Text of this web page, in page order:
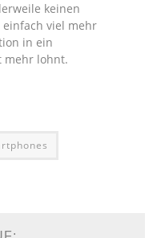
keinen
einfach viel mehr
in ein
mehr lohnt.